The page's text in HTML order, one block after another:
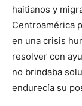
haitianos y
Centroamérica
en una crisis
resolver con
no brindaba
endurecía su